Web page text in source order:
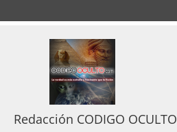
Redacción CODIGO OCULTO